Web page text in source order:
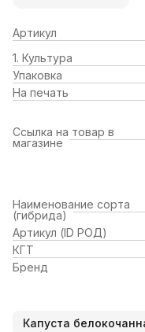
Артикул
1. Культура
Упаковка
На печать
Ссылка на товар в
магазине
Наименование сорта
(гибрида)
Артикул (ID РОД)
КГТ
Бренд
Капуста